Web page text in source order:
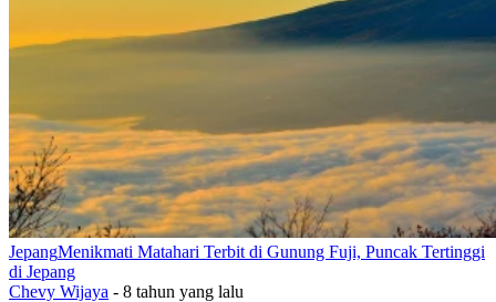
JepangMenikmati Matahari Terbit di Gunung Fuji, Puncak Tertinggi
di Jepang
Chevy Wijaya - 8 tahun yang lalu